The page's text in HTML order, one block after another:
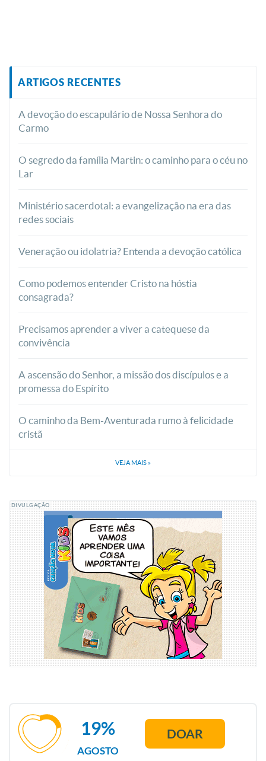
ARTIGOS RECENTES
A devoção do escapulário de Nossa Senhora do
Carmo
O segredo da família Martin: o caminho para o céu no
Lar
Ministério sacerdotal: a evangelização na era das
redes sociais
Veneração ou idolatria? Entenda a devoção católica
Como podemos entender Cristo na hóstia
consagrada?
Precisamos aprender a viver a catequese da
convivência
A ascensão do Senhor, a missão dos discípulos e a
promessa do Espírito
O caminho da Bem-Aventurada rumo à felicidade
cristã
VEJA MAIS »
DIVULGAÇÃO
AGOSTO
19% DOAR